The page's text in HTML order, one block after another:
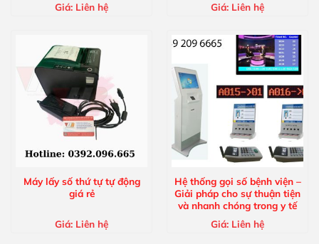
Giá: Liên hệ
Giá: Liên hệ
Máy lấy số thứ tự tự động
giá rẻ
Giá: Liên hệ
Hệ thống gọi số bệnh viện –
Giải pháp cho sự thuận tiện
và nhanh chóng trong y tế
Giá: Liên hệ